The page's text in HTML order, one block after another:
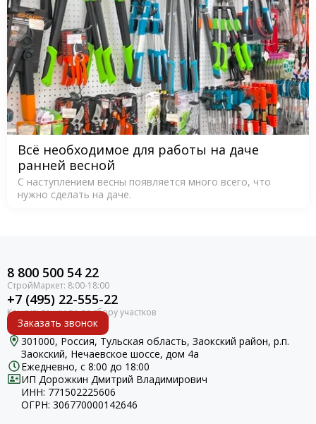
Всё необходимое для работы на даче
ранней весной
С наступлением весны появляется много всего, что
нужно сделать на даче.
8 800 500 54 22
+7 (495) 22-555-22
Заказать звонок
301000, Россия, Тульская область, Заокский район, р.п.
Заокский, Нечаевское шоссе, дом 4а
Ежедневно, с 8:00 до 18:00
ИП Дорожкин Дмитрий Владимирович
ИНН: 771502225606
ОГРН: 306770000142646